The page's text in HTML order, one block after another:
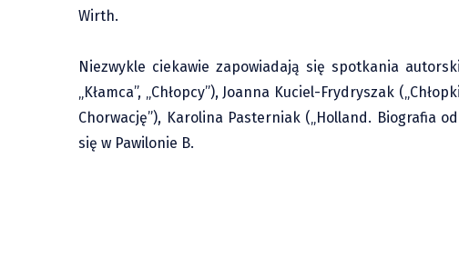
Wirth.
Niezwykle ciekawie zapowiadają się spotkania
„Kłamca”, „Chłopcy”), Joanna Kuciel-Frydryszak
Chorwację”), Karolina Pasterniak („Holland. Biografia
się w Pawilonie B.